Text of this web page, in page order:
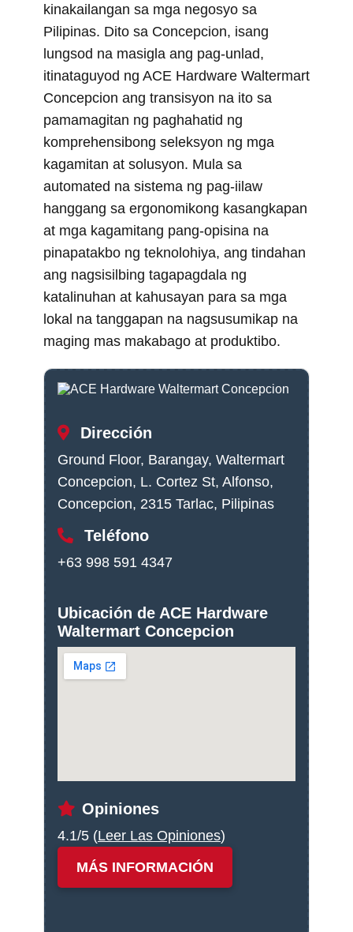
r
t
kinakailangan sa mga negosyo sa
Pilipinas. Dito sa Concepcion, isang
lungsod na masigla ang pag-unlad,
itinataguyod ng ACE Hardware Waltermart
Concepcion ang transisyon na ito sa
pamamagitan ng paghahatid ng
komprehensibong seleksyon ng mga
kagamitan at solusyon. Mula sa
automated na sistema ng pag-iilaw
hanggang sa ergonomikong kasangkapan
at mga kagamitang pang-opisina na
pinapatakbo ng teknolohiya, ang tindahan
ang nagsisilbing tagapagdala ng
katalinuhan at kahusayan para sa mga
lokal na tanggapan na nagsusumikap na
maging mas makabago at produktibo.
Dirección
Ground Floor, Barangay, Waltermart
Concepcion, L. Cortez St, Alfonso,
Concepcion, 2315 Tarlac, Pilipinas
Teléfono
+63 998 591 4347
Ubicación de ACE Hardware
Waltermart Concepcion
Opiniones
4.1/5 (Leer Las Opiniones)
MÁS INFORMACIÓN